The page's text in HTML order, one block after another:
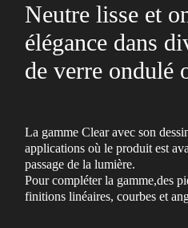
Neutre lisse et
élégance dans
de verre ondulé
La gamme Clear avec son
applications où le produit est
passage de la lumière.
Pour compléter la gamme,des
finitions linéaires, courbes et